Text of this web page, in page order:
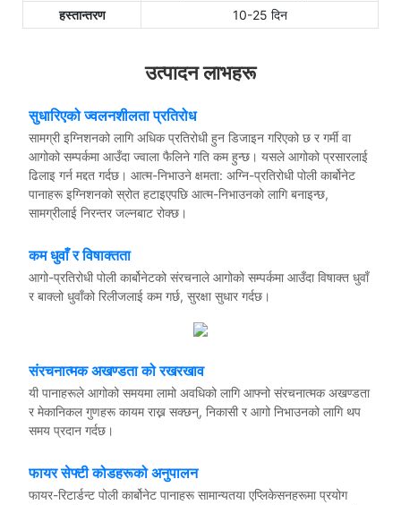
हस्तान्तरण
10-25 दिन
उत्पादन लाभहरू
सुधारिएको ज्वलनशीलता प्रतिरोध
सामग्री इग्निशनको लागि अधिक प्रतिरोधी हुन डिजाइन गरिएको छ र गर्मी वा
आगोको सम्पर्कमा आउँदा ज्वाला फैलिने गति कम हुन्छ। यसले आगोको प्रसारलाई
ढिलाइ गर्न मद्दत गर्दछ। आत्म-निभाउने क्षमता: अग्नि-प्रतिरोधी पोली कार्बोनेट
पानाहरू इग्निशनको स्रोत हटाइएपछि आत्म-निभाउनको लागि बनाइन्छ,
सामग्रीलाई निरन्तर जल्नबाट रोक्छ।
कम धुवाँ र विषाक्तता
आगो-प्रतिरोधी पोली कार्बोनेटको संरचनाले आगोको सम्पर्कमा आउँदा विषाक्त धुवाँ
र बाक्लो धुवाँको रिलीजलाई कम गर्छ, सुरक्षा सुधार गर्दछ।
संरचनात्मक अखण्डता को रखरखाव
यी पानाहरूले आगोको समयमा लामो अवधिको लागि आफ्नो संरचनात्मक अखण्डता
र मेकानिकल गुणहरू कायम राख्न सक्छन्, निकासी र आगो निभाउनको लागि थप
समय प्रदान गर्दछ।
फायर सेफ्टी कोडहरूको अनुपालन
फायर-रिटार्डन्ट पोली कार्बोनेट पानाहरू सामान्यतया एप्लिकेसनहरूमा प्रयोग